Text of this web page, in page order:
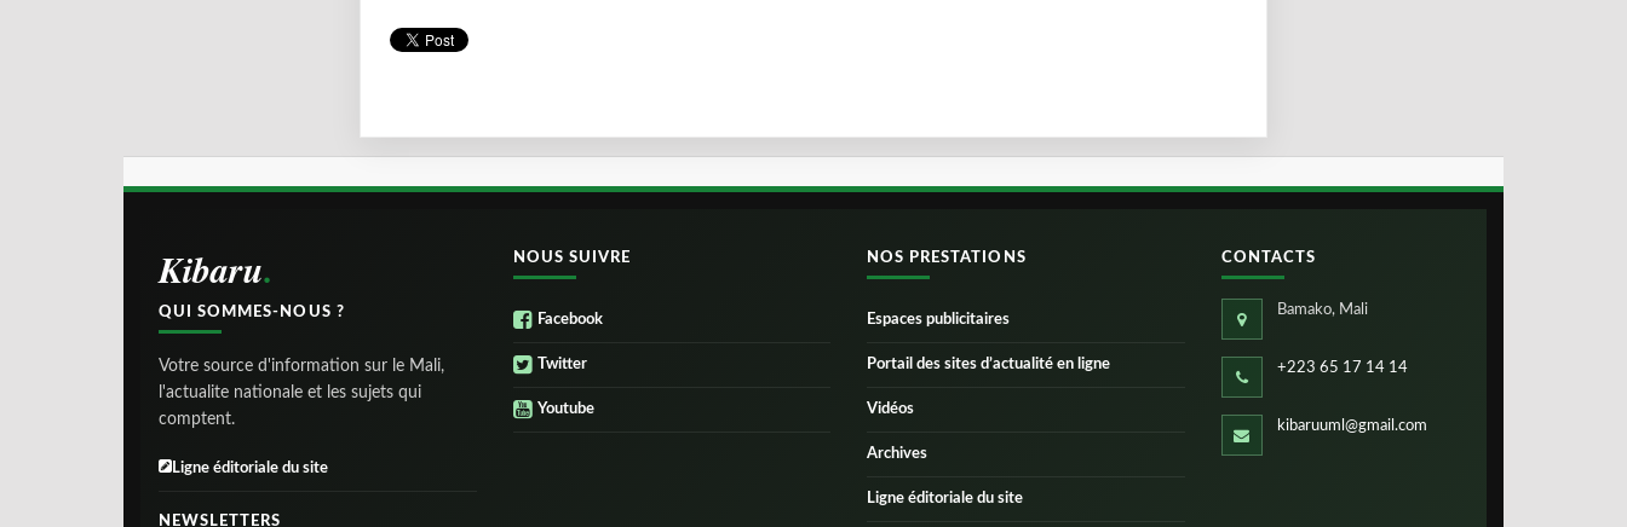
Kibaru
QUI SOMMES-NOUS ?
Votre source d'information sur le Mali,
l'actualite nationale et les sujets qui
comptent.
Ligne éditoriale du site
NEWSLETTERS
NOUS SUIVRE
Facebook
Twitter
Youtube
NOS PRESTATIONS
Espaces publicitaires
Portail des sites d’actualité en ligne
Vidéos
Archives
Ligne éditoriale du site
CONTACTS
Bamako, Mali
+223 65 17 14 14
kibaruuml@gmail.com